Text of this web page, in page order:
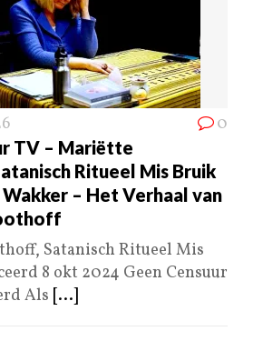
0
TV – Mariëtte
Ritueel Mis Bruik
– Het Verhaal van
Satanisch Ritueel Mis
8 okt 2024 Geen Censuur
Als [...]